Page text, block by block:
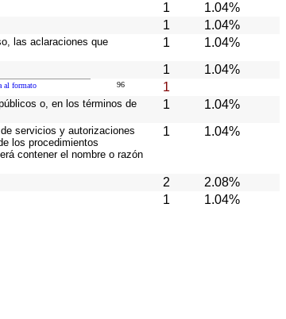
1 1.04%
1 1.04%
las aclaraciones que
1 1.04%
1 1.04%
al formato 96 1
o, en los términos de
1 1.04%
servicios y autorizaciones
los procedimientos
contener el nombre o razón
1 1.04%
2 2.08%
1 1.04%